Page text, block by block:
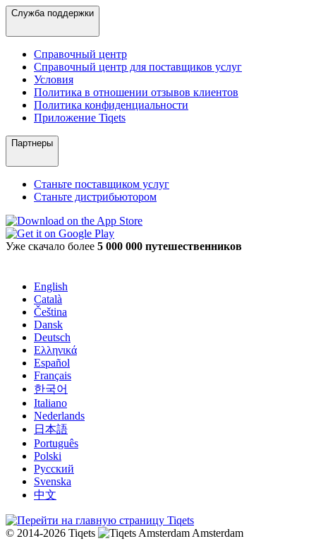
Служба поддержки
Справочный центр
Справочный центр для поставщиков услуг
Условия
Политика в отношении отзывов клиентов
Политика конфиденциальности
Приложение Tiqets
Партнеры
Станьте поставщиком услуг
Станьте дистрибьютором
Уже скачало более 5 000 000 путешественников
English
Català
Čeština
Dansk
Deutsch
Ελληνικά
Español
Français
한국어
Italiano
Nederlands
日本語
Português
Polski
Русский
Svenska
中文
© 2014-2026 Tiqets
Amsterdam